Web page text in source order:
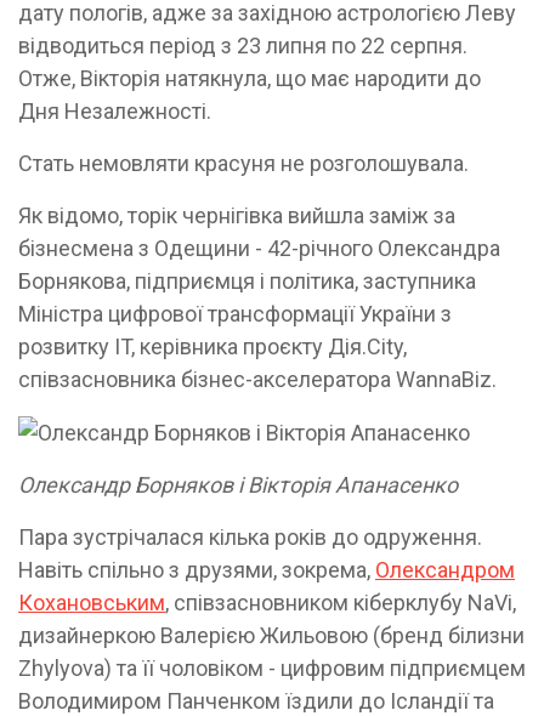
дату пологів, адже за західною астрологією Леву
відводиться період з 23 липня по 22 серпня.
Отже, Вікторія натякнула, що має народити до
Дня Незалежності.
Стать немовляти красуня не розголошувала.
Як відомо, торік чернігівка вийшла заміж за
бізнесмена з Одещини - 42-річного Олександра
Борнякова, підприємця і політика, заступника
Міністра цифрової трансформації України з
розвитку IT, керівника проєкту Дія.City,
співзасновника бізнес-акселератора WannaBiz.
Олександр Борняков і Вікторія Апанасенко
Пара зустрічалася кілька років до одруження.
Навіть спільно з друзями, зокрема, Олександром
Кохановським, співзасновником кіберклубу NaVi,
дизайнеркою Валерією Жильовою (бренд білизни
Zhylyova) та її чоловіком - цифровим підприємцем
Володимиром Панченком їздили до Ісландії та